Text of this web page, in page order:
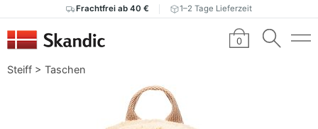
Frachtfrei ab 40 € 1–2 Tage Lieferzeit
0
Steiff > Taschen